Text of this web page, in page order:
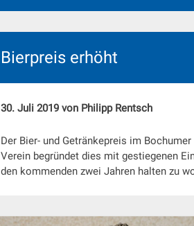
Bierpreis erhöht
30. Juli 2019 von Philipp Rentsch
Der Bier- und Getränkepreis im
Verein begründet dies mit gestiegenen
den kommenden zwei Jahren halten zu